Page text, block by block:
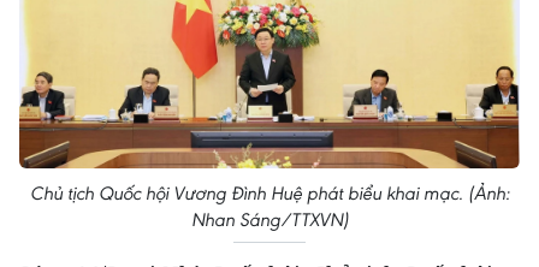
Chủ tịch Quốc hội Vương Đình Huệ phát biểu khai mạc. (Ảnh:
Nhan Sáng/TTXVN)